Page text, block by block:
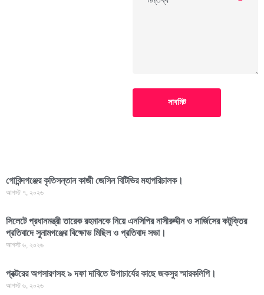
সাবমিট
গোবিন্দগঞ্জের কৃতিসন্তান কাজী জেসিন বিটিভির মহাপরিচালক।
আগস্ট ৭, ২০২৬
সিলেটে প্রধানমন্ত্রী তারেক রহমানকে নিয়ে এনসিপির নাসীরুদ্দীন ও সার্জিসের কটুক্তির
প্রতিবাদে সুনামগঞ্জের বিক্ষোভ মিছিল ও প্রতিবাদ সভা।
আগস্ট ৬, ২০২৬
প্রক্টরের অপসারণসহ ৯ দফা দাবিতে উপাচার্যের কাছে জকসুর স্মারকলিপি।
আগস্ট ৬, ২০২৬